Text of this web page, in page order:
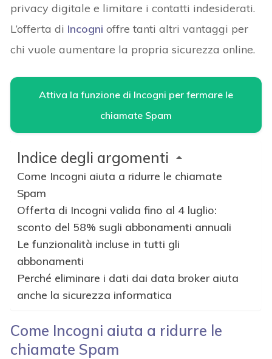
privacy digitale e limitare i contatti indesiderati.
L’offerta di Incogni offre tanti altri vantaggi per
chi vuole aumentare la propria sicurezza online.
Attiva la funzione di Incogni per fermare le
chiamate Spam
Indice degli argomenti
Come Incogni aiuta a ridurre le chiamate
Spam
Offerta di Incogni valida fino al 4 luglio:
sconto del 58% sugli abbonamenti annuali
Le funzionalità incluse in tutti gli
abbonamenti
Perché eliminare i dati dai data broker aiuta
anche la sicurezza informatica
Come Incogni aiuta a ridurre le
chiamate Spam